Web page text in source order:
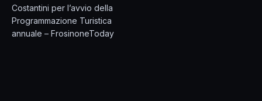
Costantini per l’avvio della
Programmazione Turistica
annuale – FrosinoneToday